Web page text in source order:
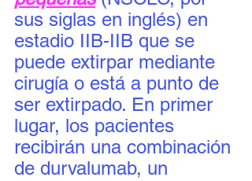
sus siglas en inglés) en
estadio IIB-IIB que se
puede extirpar mediante
cirugía o está a punto de
ser extirpado. En primer
lugar, los pacientes
recibirán una combinación
de durvalumab, un